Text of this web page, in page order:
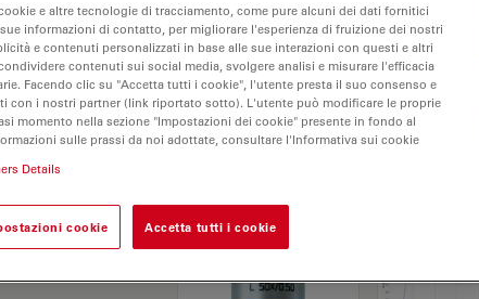
a
libera di
Objective
più
e altre tecnologie di tracciamento, come pure alcuni dei dati fornitici
informazioni di contatto, per migliorare l'esperienza di fruizione dei nostri
e contenuti personalizzati in base alle sue interazioni con questi e altri
contenuti sui social media, svolgere analisi e misurare l'efficacia
Facendo clic su "Accetta tutti i cookie", l'utente presta il suo consenso e
con i nostri partner (link riportato sotto). L'utente può modificare le proprie
momento nella sezione "Impostazioni dei cookie" presente in fondo al
sulle prassi da noi adottate, consultare l'Informativa sui cookie
Details
cookie Accetta tutti i cookie